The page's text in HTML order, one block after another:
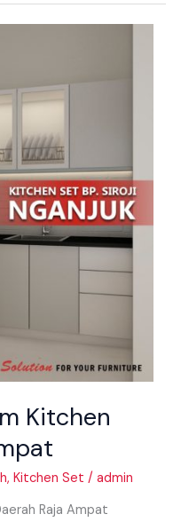
Kitchen
,Kitchen Set /admin
Raja Ampat